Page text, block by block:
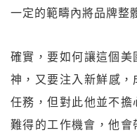
一定的範疇內將品牌整
確實，要如何讓這個
神，又要注入新鮮感
任務，但對此他並不
難得的工作機會，他